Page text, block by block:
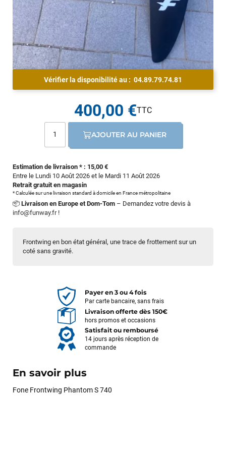
Frontwing en bon état général, une trace de frottement sur un
coté sans gravité.
Vérifier la disponibilité au : 04.89.79.74.81
Estimation de livraison * : 15,00 €
Entre le Lundi 10 Août 2026 et le Mardi 11 Août 2026
Retrait gratuit en magasin
* Calculée sur une livraison standard à domicile en France métropolitaine
📦 Livraison en Europe et Dom-Tom – Demandez votre devis à
info@funway.fr!
400,00 €
AJOUTER AU PANIER
Payer en 3 ou 4 fois
Par carte bancaire, sans frais
Livraison offerte dès 150€
hors promos et occasions
Satisfait ou remboursé
14 jours après réception de
commande
En savoir plus
Fone Frontwing Phantom S 740